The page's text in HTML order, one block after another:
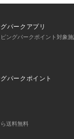
パークアプリ
ングパークポイント対象
パークポイント
送料無料